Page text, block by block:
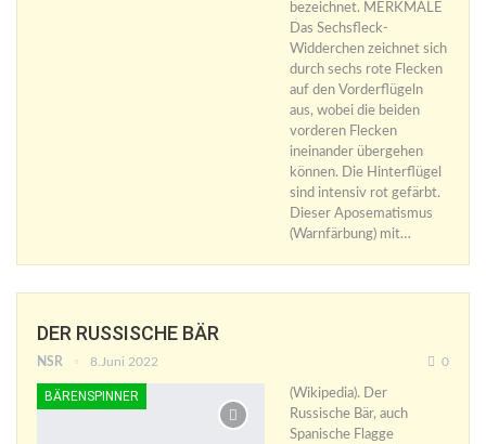
bezeichnet. MERKMALE
Das Sechsfleck-
Widderchen zeichnet sich
durch sechs rote Flecken
auf den Vorderflügeln
aus, wobei die beiden
vorderen Flecken
ineinander übergehen
können. Die Hinterflügel
sind intensiv rot gefärbt.
Dieser Aposematismus
(Warnfärbung) mit…
DER RUSSISCHE BÄR
NSR 8.Juni 2022 0
BÄRENSPINNER
(Wikipedia). Der
Russische Bär, auch
Spanische Flagge